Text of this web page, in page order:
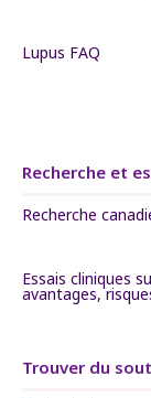
Lupus FAQ
Recherche et
Recherche
Essais cliniques
avantages,
Trouver du